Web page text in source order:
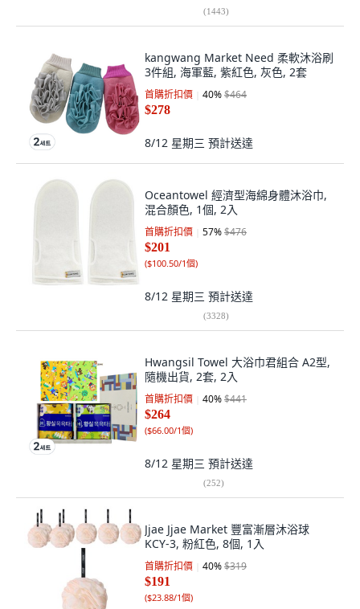
(1443)
kangwang Market Need 柔軟沐浴刷
3件組, 海軍藍, 紫紅色, 灰色, 2套
首購折扣價 40%$464
$278
8/12 星期三 預計送達
Oceantowel 經濟型海綿身體沐浴巾,
混合顏色, 1個, 2入
首購折扣價 57%$476
$201
($100.50/1個)
8/12 星期三 預計送達
(3328)
Hwangsil Towel 大浴巾君組合 A2型,
隨機出貨, 2套, 2入
首購折扣價 40%$441
$264
($66.00/1個)
8/12 星期三 預計送達
(252)
Jjae Jjae Market 豐富漸層沐浴球
KCY-3, 粉紅色, 8個, 1入
首購折扣價 40%$319
$191
($23.88/1個)